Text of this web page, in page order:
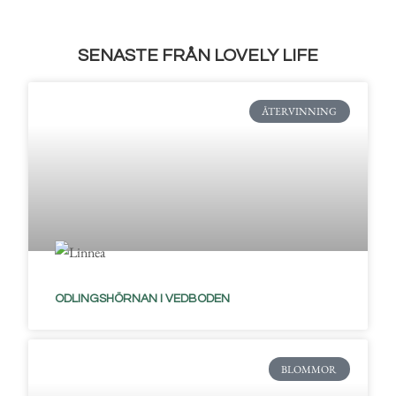
SENASTE FRÅN LOVELY LIFE
ÅTERVINNING
ODLINGSHÖRNAN I VEDBODEN
BLOMMOR